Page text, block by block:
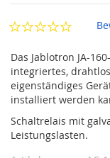
Das Jablotron JA-
integriertes,
eigenständiges
installiert werden
Schaltrelais mit
Leistungslasten.